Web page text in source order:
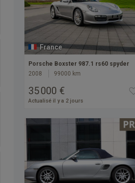
France
Porsche Boxster 987.1 rs60 spyder
2008
99000 km
35 000 €
Actualisé il y a 2 jours